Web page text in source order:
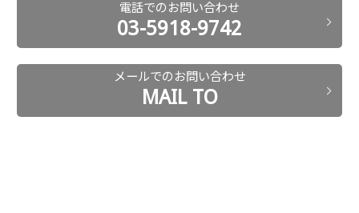
電話でのお問い合わせ
03-5918-9742
メールでのお問い合わせ
MAIL TO